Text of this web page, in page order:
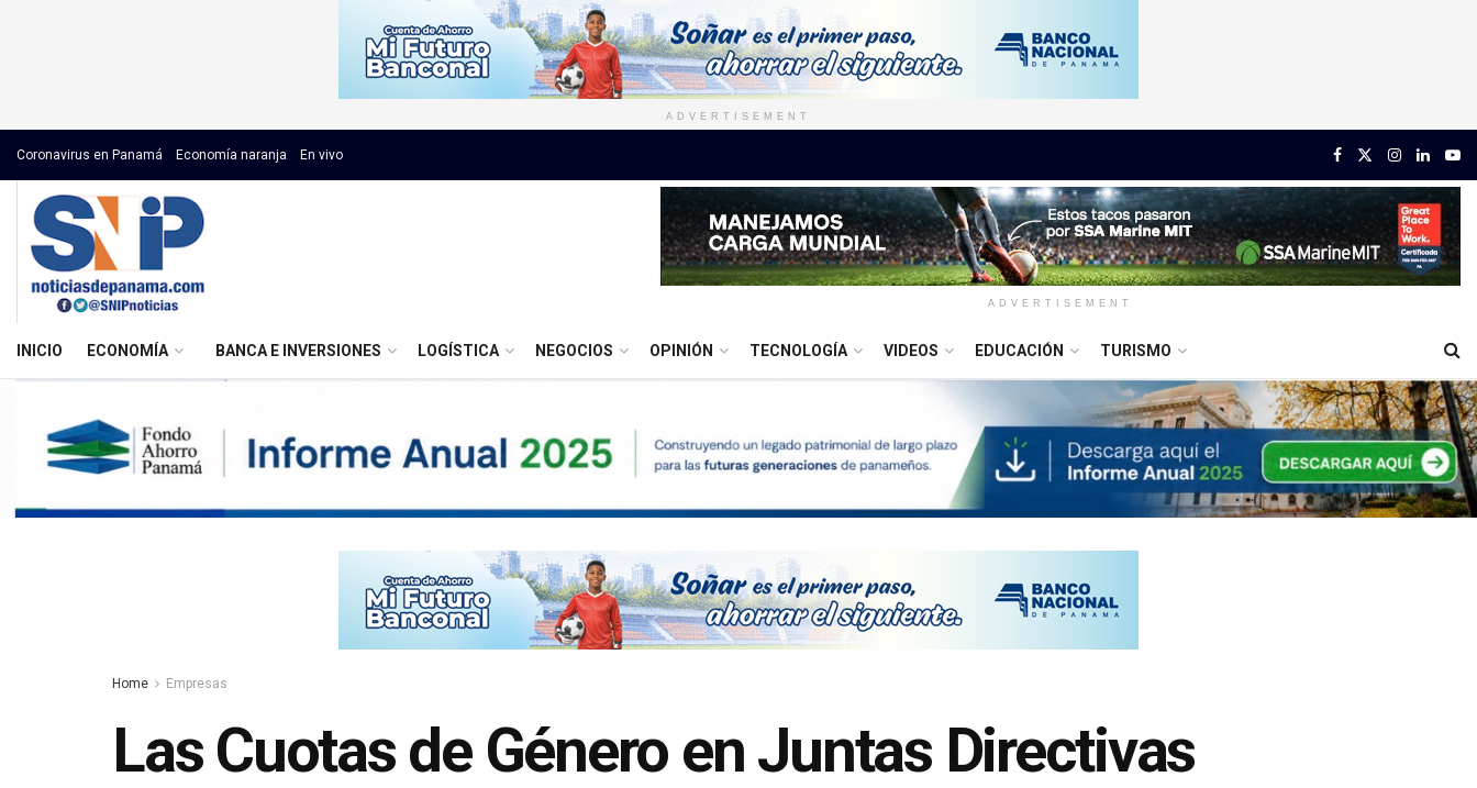
ADVERTISEMENT
Coronavirus en Panamá Economía naranja En vivo
ADVERTISEMENT
INICIO ECONOMÍA BANCA E INVERSIONES LOGÍSTICA NEGOCIOS OPINIÓN TECNOLOGÍA VIDEOS EDUCACIÓN TURISMO
Home Empresas
Las Cuotas de Género en Juntas Directivas